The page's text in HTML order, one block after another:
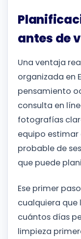
antes de
Una ventaja
organizada en
pensamiento
consulta en
fotografías
equipo
probable de
que puede
Ese primer
cualquiera que
cuántos días
limpieza